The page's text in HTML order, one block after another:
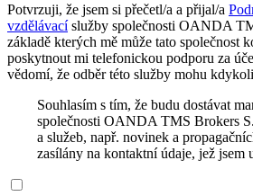
Potvrzuji, že jsem si přečetl/a a přijal/a
vzdělávacíslužby společnosti OANDA
základě kterých mě může tato společnost
poskytnout mi telefonickou podporu za
vědomí, že odběr této služby mohu
Souhlasím s tím, že budu dostávat
společnosti OANDA TMS Brokers
a služeb, např. novinek a
zasílány na kontaktní údaje, jež jsem